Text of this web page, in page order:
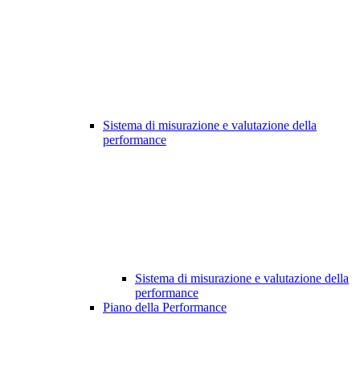
Sistema di misurazione e valutazione della
performance
Sistema di misurazione e valutazione della
performance
Piano della Performance